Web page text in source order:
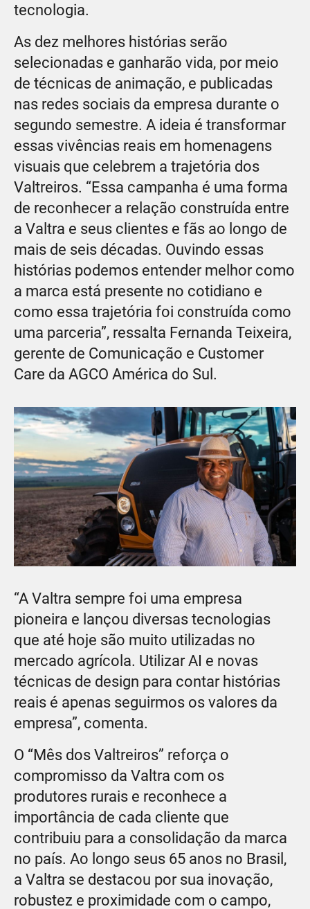
tecnologia.
As dez melhores histórias serão
selecionadas e ganharão vida, por meio
de técnicas de animação, e publicadas
nas redes sociais da empresa durante o
segundo semestre. A ideia é transformar
essas vivências reais em homenagens
visuais que celebrem a trajetória dos
Valtreiros. “Essa campanha é uma forma
de reconhecer a relação construída entre
a Valtra e seus clientes e fãs ao longo de
mais de seis décadas. Ouvindo essas
histórias podemos entender melhor como
a marca está presente no cotidiano e
como essa trajetória foi construída como
uma parceria”, ressalta Fernanda Teixeira,
gerente de Comunicação e Customer
Care da AGCO América do Sul.
“A Valtra sempre foi uma empresa
pioneira e lançou diversas tecnologias
que até hoje são muito utilizadas no
mercado agrícola. Utilizar AI e novas
técnicas de design para contar histórias
reais é apenas seguirmos os valores da
empresa”, comenta.
O “Mês dos Valtreiros” reforça o
compromisso da Valtra com os
produtores rurais e reconhece a
importância de cada cliente que
contribuiu para a consolidação da marca
no país. Ao longo seus 65 anos no Brasil,
a Valtra se destacou por sua inovação,
robustez e proximidade com o campo,